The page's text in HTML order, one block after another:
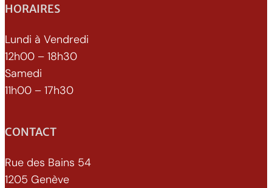
HORAIRES
Lundi à Vendredi
12h00 – 18h30
Samedi
11h00 – 17h30
CONTACT
Rue des Bains 54
1205 Genève